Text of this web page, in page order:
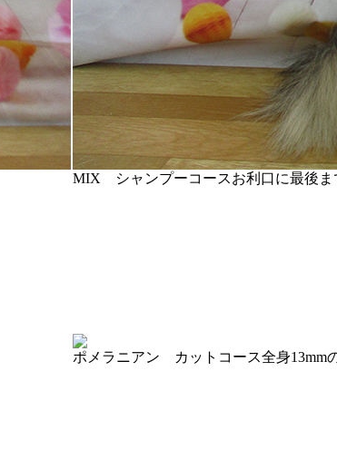
MIX シャンプーコースお利口に最後
ポメラニアン カットコース全身13mm